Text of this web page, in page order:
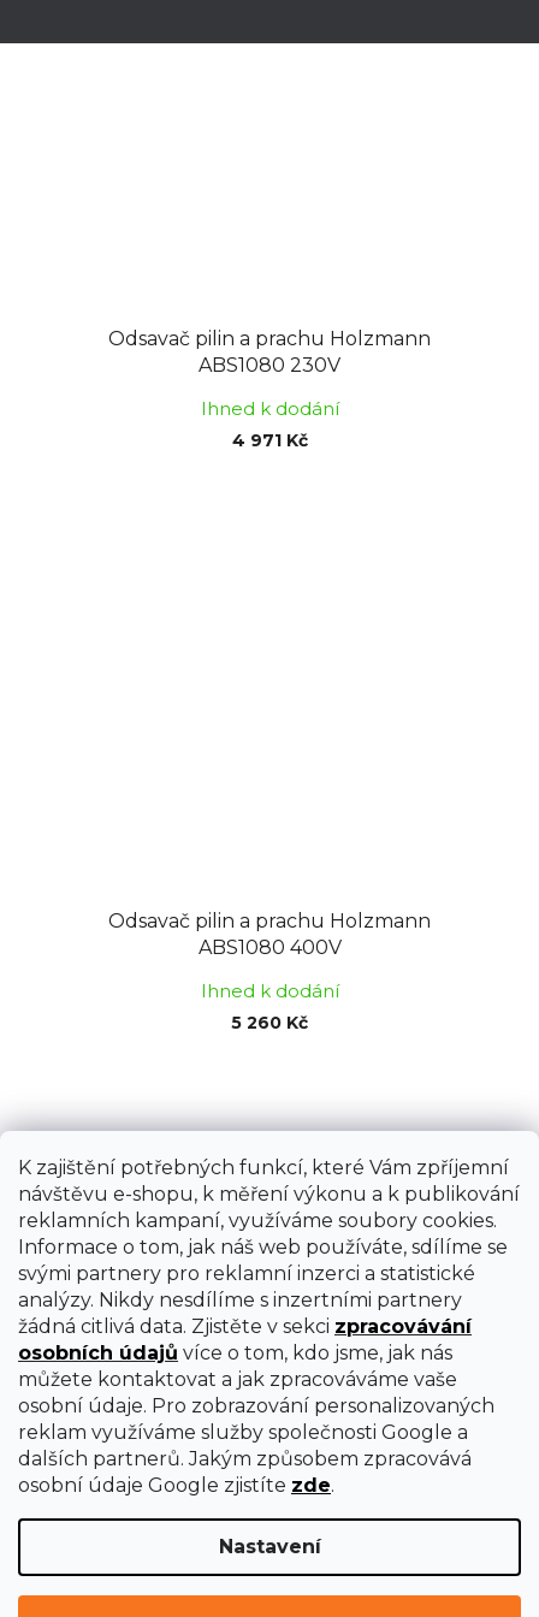
K zajištění potřebných funkcí, které Vám zpříjemní
návštěvu e-shopu, k měření výkonu a k publikování
reklamních kampaní, využíváme soubory cookies.
Informace o tom, jak náš web používáte, sdílíme se
svými partnery pro reklamní inzerci a statistické
analýzy. Nikdy nesdílíme s inzertními partnery
žádná citlivá data. Zjistěte v sekci zpracovávání
osobních údajů více o tom, kdo jsme, jak nás
můžete kontaktovat a jak zpracováváme vaše
osobní údaje. Pro zobrazování personalizovaných
reklam využíváme služby společnosti Google a
dalších partnerů. Jakým způsobem zpracovává
osobní údaje Google zjistíte zde.
Nastavení
Odsavač pilin a prachu Holzmann
ABS1080 230V
Ihned k dodání
4 971 Kč
Odsavač pilin a prachu Holzmann
ABS1080 400V
Ihned k dodání
5 260 Kč
Válečkový stojan Holzmann S5701
Ihned k dodání